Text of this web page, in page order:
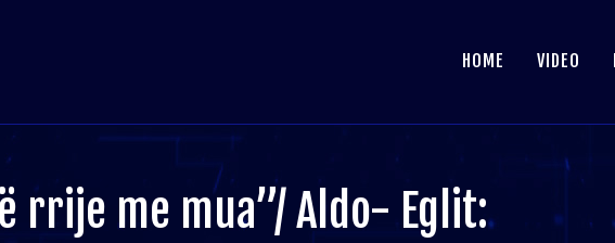
HOME VIDEO
rrije me mua”/ Aldo- Eglit: